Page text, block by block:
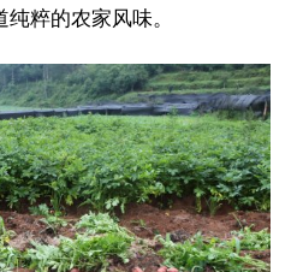
粹的农家风味。